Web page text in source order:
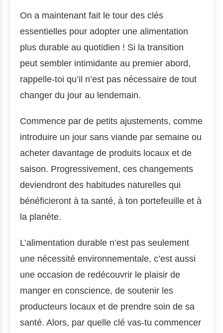
On a maintenant fait le tour des clés
essentielles pour adopter une alimentation
plus durable au quotidien ! Si la transition
peut sembler intimidante au premier abord,
rappelle-toi qu’il n’est pas nécessaire de tout
changer du jour au lendemain.
Commence par de petits ajustements, comme
introduire un jour sans viande par semaine ou
acheter davantage de produits locaux et de
saison. Progressivement, ces changements
deviendront des habitudes naturelles qui
bénéficieront à ta santé, à ton portefeuille et à
la planète.
L’alimentation durable n’est pas seulement
une nécessité environnementale, c’est aussi
une occasion de redécouvrir le plaisir de
manger en conscience, de soutenir les
producteurs locaux et de prendre soin de sa
santé. Alors, par quelle clé vas-tu commencer